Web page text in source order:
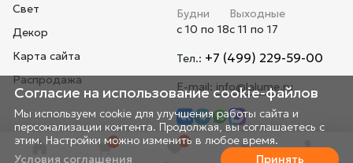
0 0
Свет
Декор
Карта сайта
Распродажа
Будни
с 10 по 18
Выходные
с 11 по 17
Тел.: +7 (499) 229-59-00
E-mail: info@lalume.ru
Согласие на использование cookie-файлов
Мы используем cookie для улучшения работы сайта и
персонализации контента. Продолжая, вы соглашаетесь с
этим. Настройки можно изменить в любое время.
Принять
Условия соглашения